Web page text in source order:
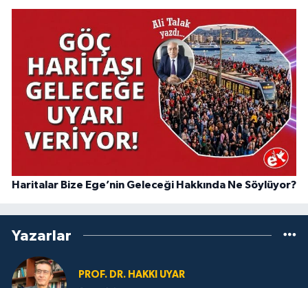
Haritalar Bize Ege’nin Geleceği Hakkında Ne Söylüyor?
Yazarlar
PROF. DR. HAKKI UYAR